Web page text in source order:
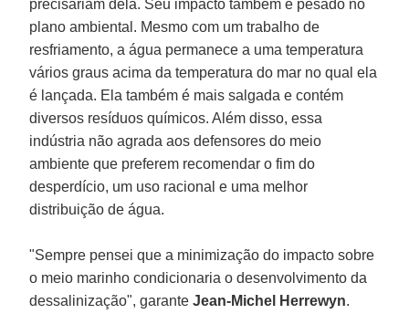
precisariam dela. Seu impacto também é pesado no
plano ambiental. Mesmo com um trabalho de
resfriamento, a água permanece a uma temperatura
vários graus acima da temperatura do mar no qual ela
é lançada. Ela também é mais salgada e contém
diversos resíduos químicos. Além disso, essa
indústria não agrada aos defensores do meio
ambiente que preferem recomendar o fim do
desperdício, um uso racional e uma melhor
distribuição de água.
"Sempre pensei que a minimização do impacto sobre
o meio marinho condicionaria o desenvolvimento da
dessalinização", garanteJean-Michel Herrewyn.